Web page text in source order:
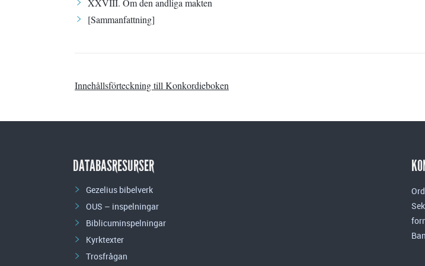
XXVIII. Om den andliga makten
[Sammanfattning]
Innehållsförteckning till Konkordieboken
DATABASRESURSER
Gezelius bibelverk
OUS – inspelningar
Biblicuminspelningar
Kyrktexter
Trosfrågan